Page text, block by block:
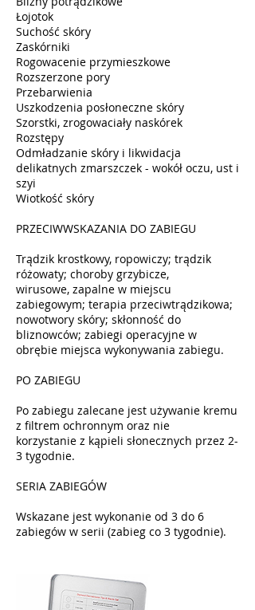
Łojotok
Suchość skóry
Zaskórniki
Rogowacenie przymieszkowe
Rozszerzone pory
Przebarwienia
Uszkodzenia posłoneczne skóry
Szorstki, zrogowaciały naskórek
Rozstępy
Odmładzanie skóry i likwidacja
delikatnych zmarszczek - wokół oczu, ust i
szyi
Wiotkość skóry
PRZECIWWSKAZANIA DO ZABIEGU
Trądzik krostkowy, ropowiczy; trądzik
różowaty; choroby grzybicze,
wirusowe, zapalne w miejscu
zabiegowym; terapia przeciwtrądzikowa;
nowotwory skóry; skłonność do
bliznowców; zabiegi operacyjne w
obrębie miejsca wykonywania zabiegu.
PO ZABIEGU
Po zabiegu zalecane jest używanie kremu
z filtrem ochronnym oraz nie
korzystanie z kąpieli słonecznych przez 2-
3 tygodnie.
SERIA ZABIEGÓW
Wskazane jest wykonanie od 3 do 6
zabiegów w serii (zabieg co 3 tygodnie).